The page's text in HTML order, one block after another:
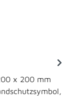
x 200 mm